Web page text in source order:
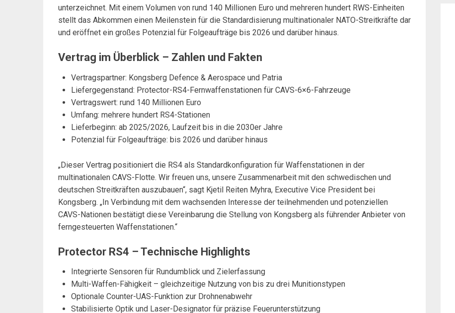
unterzeichnet. Mit einem Volumen von rund 140 Millionen Euro und mehreren hundert RWS-Einheiten
stellt das Abkommen einen Meilenstein für die Standardisierung multinationaler NATO-Streitkräfte dar
und eröffnet ein großes Potenzial für Folgeaufträge bis 2026 und darüber hinaus.
Vertrag im Überblick – Zahlen und Fakten
Vertragspartner: Kongsberg Defence & Aerospace und Patria
Liefergegenstand: Protector-RS4-Fernwaffenstationen für CAVS-6×6-Fahrzeuge
Vertragswert: rund 140 Millionen Euro
Umfang: mehrere hundert RS4-Stationen
Lieferbeginn: ab 2025/2026, Laufzeit bis in die 2030er Jahre
Potenzial für Folgeaufträge: bis 2026 und darüber hinaus
„Dieser Vertrag positioniert die RS4 als Standardkonfiguration für Waffenstationen in der
multinationalen CAVS-Flotte. Wir freuen uns, unsere Zusammenarbeit mit den schwedischen und
deutschen Streitkräften auszubauen“, sagt Kjetil Reiten Myhra, Executive Vice President bei
Kongsberg. „In Verbindung mit dem wachsenden Interesse der teilnehmenden und potenziellen
CAVS-Nationen bestätigt diese Vereinbarung die Stellung von Kongsberg als führender Anbieter von
ferngesteuerten Waffenstationen.“
Protector RS4 – Technische Highlights
Integrierte Sensoren für Rundumblick und Zielerfassung
Multi-Waffen-Fähigkeit – gleichzeitige Nutzung von bis zu drei Munitionstypen
Optionale Counter-UAS-Funktion zur Drohnenabwehr
Stabilisierte Optik und Laser-Designator für präzise Feuerunterstützung